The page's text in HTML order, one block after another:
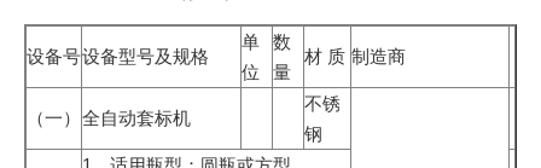
设备号设备型号及规格
单
位
数
量
材 质 制造商
（一） 全自动套标机
不锈
钢